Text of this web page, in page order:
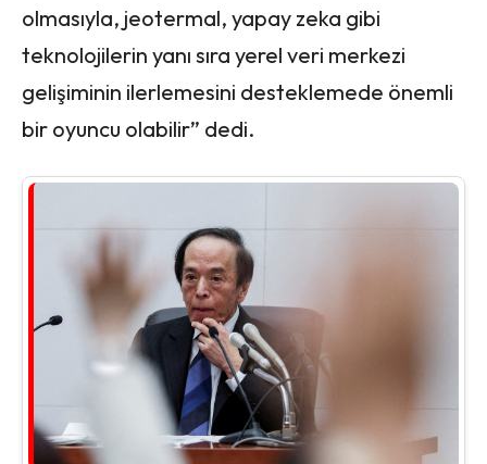
olmasıyla, jeotermal, yapay zeka gibi
teknolojilerin yanı sıra yerel veri merkezi
gelişiminin ilerlemesini desteklemede önemli
bir oyuncu olabilir” dedi.